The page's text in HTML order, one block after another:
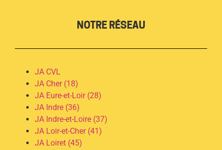
NOTRE RÉSEAU
JA CVL
JA Cher (18)
JA Eure-et-Loir (28)
JA Indre (36)
JA Indre-et-Loire (37)
JA Loir-et-Cher (41)
JA Loiret (45)